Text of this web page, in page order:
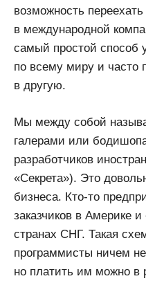
возможность
в международной
самый простой способ
по всему миру и часто
в другую.
Мы между собой
галерами или
разработчиков
«Секрета»). Это
бизнеса. Кто-то
заказчиков в Америке
странах СНГ. Такая
программисты ничем
но платить им можно в